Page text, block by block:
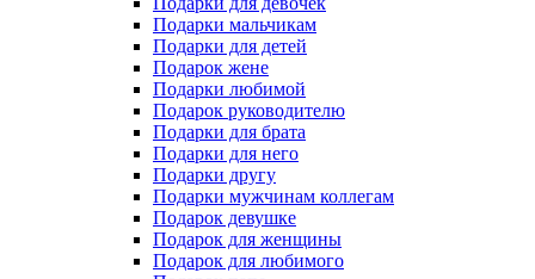
Подарки мальчикам
Подарки для детей
Подарок жене
Подарки любимой
Подарок руководителю
Подарки для брата
Подарки для него
Подарки другу
Подарки мужчинам коллегам
Подарок девушке
Подарок для женщины
Подарок для любимого